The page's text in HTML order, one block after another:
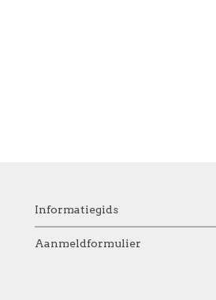
Informatiegids
Aanmeldformulier